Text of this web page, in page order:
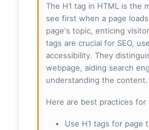
The H1 tag in HTML is the
see first when a page
page's topic, enticing
tags are crucial for SEO,
accessibility. They
webpage, aiding search
understanding the content.
Here are best practices for
Use H1 tags for page